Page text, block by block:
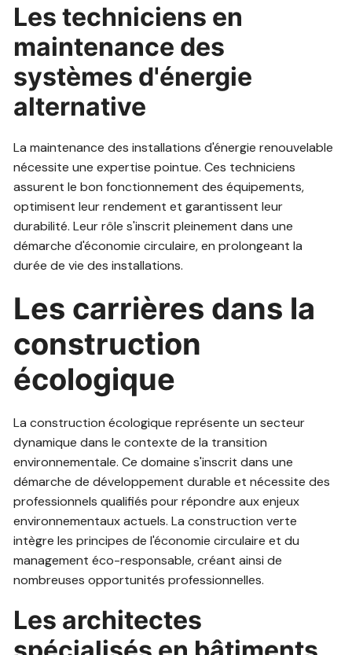
Les techniciens en
maintenance des
systèmes d'énergie
alternative
La maintenance des installations d'énergie renouvelable
nécessite une expertise pointue. Ces techniciens
assurent le bon fonctionnement des équipements,
optimisent leur rendement et garantissent leur
durabilité. Leur rôle s'inscrit pleinement dans une
démarche d'économie circulaire, en prolongeant la
durée de vie des installations.
Les carrières dans la
construction
écologique
La construction écologique représente un secteur
dynamique dans le contexte de la transition
environnementale. Ce domaine s'inscrit dans une
démarche de développement durable et nécessite des
professionnels qualifiés pour répondre aux enjeux
environnementaux actuels. La construction verte
intègre les principes de l'économie circulaire et du
management éco-responsable, créant ainsi de
nombreuses opportunités professionnelles.
Les architectes